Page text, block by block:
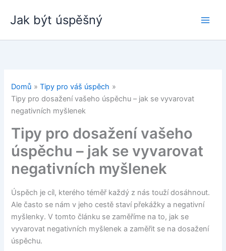
Jak být úspěšný
Domů
Tipy pro váš úspěch
Tipy pro dosažení vašeho úspěchu – jak se vyvarovat
negativních myšlenek
Tipy pro dosažení vašeho
úspěchu – jak se vyvarovat
negativních myšlenek
Úspěch je cíl, kterého téměř každý z nás touží dosáhnout.
Ale často se nám v jeho cestě staví překážky a negativní
myšlenky. V tomto článku se zaměříme na to, jak se
vyvarovat negativních myšlenek a zaměřit se na dosažení
úspěchu.